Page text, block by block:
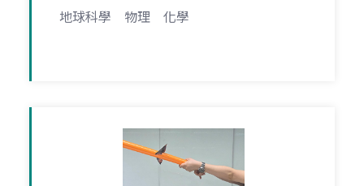
地球科學 物理 化學